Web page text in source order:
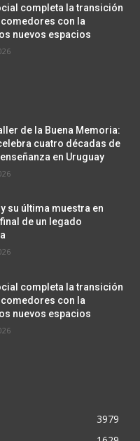
completa la transición
con la
nuevos espacios
de la Buena Memoria:
cuatro décadas de
en Uruguay
su última muestra en
de un legado
completa la transición
con la
nuevos espacios
3979